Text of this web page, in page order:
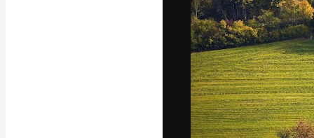
Copyright ©